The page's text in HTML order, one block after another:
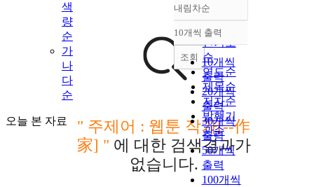
색
량
순
가
나
다
순
오늘 본 자료
정확도
순
인기도
순
연도순
제목순
저자순
발행기
관순
내림차순
내림차순
10개씩 출력
10개씩
출력
20개씩
출력
30개씩
출력
50개씩
출력
100개씩
조회
" 주제어 : 웹툰 작가[--作
家] " 에 대한 검색결과가
없습니다.